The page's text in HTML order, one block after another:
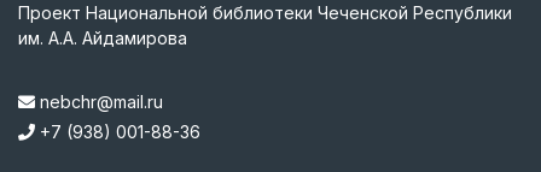
Проект Национальной библиотеки Чеченской Республики
им. А.А. Айдамирова
nebchr@mail.ru
+7 (938) 001-88-36